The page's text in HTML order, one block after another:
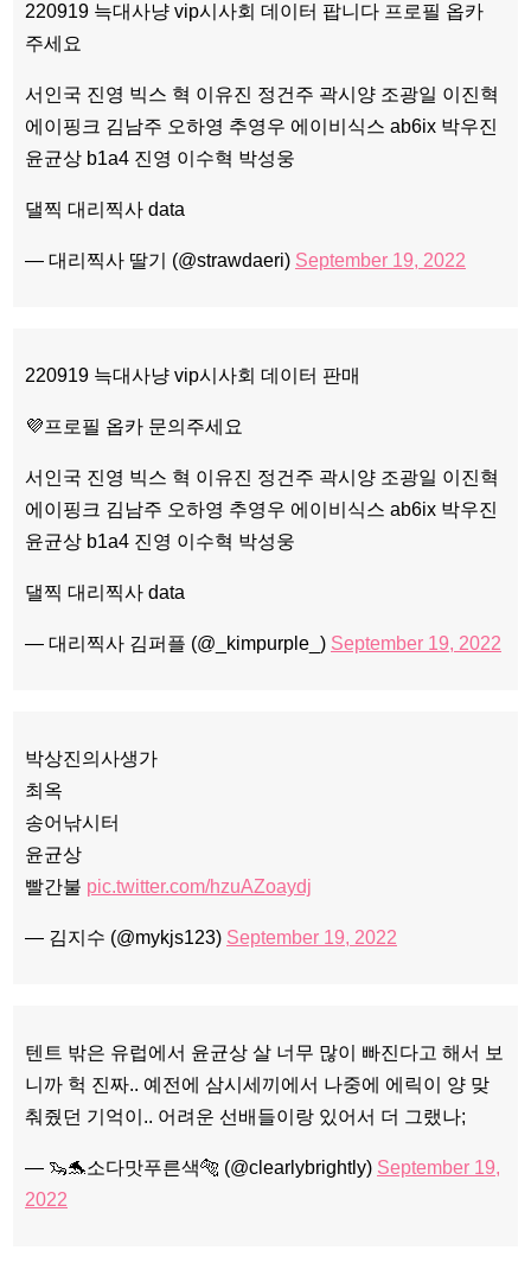
220919 늑대사냥 vip시사회 데이터 팝니다 프로필 옵카
주세요
서인국 진영 빅스 혁 이유진 정건주 곽시양 조광일 이진혁
에이핑크 김남주 오하영 추영우 에이비식스 ab6ix 박우진
윤균상 b1a4 진영 이수혁 박성웅
댈찍 대리찍사 data
— 대리찍사 딸기 (@strawdaeri) September 19, 2022
220919 늑대사냥 vip시사회 데이터 판매
💜프로필 옵카 문의주세요
서인국 진영 빅스 혁 이유진 정건주 곽시양 조광일 이진혁
에이핑크 김남주 오하영 추영우 에이비식스 ab6ix 박우진
윤균상 b1a4 진영 이수혁 박성웅
댈찍 대리찍사 data
— 대리찍사 김퍼플 (@_kimpurple_) September 19, 2022
박상진의사생가
최옥
송어낚시터
윤균상
빨간불 pic.twitter.com/hzuAZoaydj
— 김지수 (@mykjs123) September 19, 2022
텐트 밖은 유럽에서 윤균상 살 너무 많이 빠진다고 해서 보
니까 헉 진짜.. 예전에 삼시세끼에서 나중에 에릭이 양 맞
춰줬던 기억이.. 어려운 선배들이랑 있어서 더 그랬나;
— 🦦🐬소다맛푸른색🐅 (@clearlybrightly) September 19,
2022